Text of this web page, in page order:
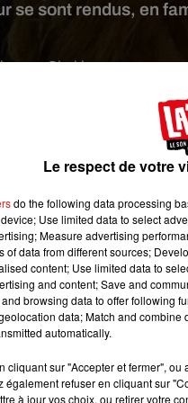
se sont rendus, en
Shakira
Depuis
que jamais avec
famille à la montagne.
États-Unis, à New-York plus
petits garçons assister à
ball, la chanteuse
« Christmas Game
et Milan semblaient
au cours des mois
d’Espagne, évoquant
bon temps dans une
Le respect de votre
do the following data processing
Use limited data to select
Measure advertising
of data from different sources;
content; Use limited data to
and content; Save and
browsing data to offer following
data; Match and
automatically.
cliquant sur "Accepter et fermer",
également refuser en cliquant sur
à jour vos choix, ou retirer votre